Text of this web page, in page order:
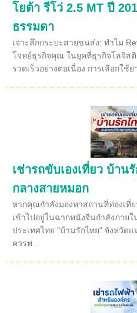
โยต้า รีโว่ 2.5 MT ปี
ธรรมดา
เจาะลึกกระบะสายขนส่ง: ทำไม
โจทย์ธุรกิจคุณ ในยุคที่ธุรกิจโลจิส
รวดเร็วอย่างต่อเนื่อง การเลือกใช้
เช่ารถขับเองเที่ยว บ้าน
กลางสายหมอก
หากคุณกำลังมองหาสถานที่ท่องเที่
เข้าไปอยู่ในฉากหนังจีนกำลังภาย
ประเทศไทย "บ้านรักไทย" จังหวั
ควรพ...